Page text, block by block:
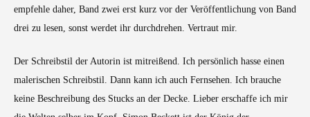
empfehle daher, Band zwei erst kurz vor der Veröffentlichung von Band
drei zu lesen, sonst werdet ihr durchdrehen. Vertraut mir.
Der Schreibstil der Autorin ist mitreißend. Ich persönlich hasse einen
malerischen Schreibstil. Dann kann ich auch Fernsehen. Ich brauche
keine Beschreibung des Stucks an der Decke. Lieber erschaffe ich mir